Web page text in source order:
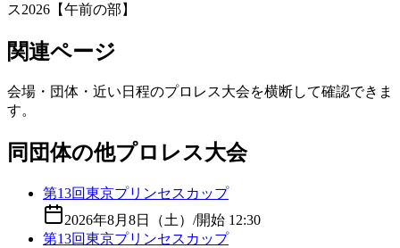
ス2026【午前の部】
関連ページ
会場・団体・近い日程のプロレス大会を横断して確認できま
す。
同団体の他プロレス大会
第13回東京プリンセスカップ
2026年8月8日（土） /開始 12:30
第13回東京プリンセスカップ